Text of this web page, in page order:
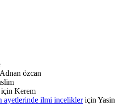
Adnan özcan
için Kerem
ayetlerinde ilmi incelikleriçin Yasin